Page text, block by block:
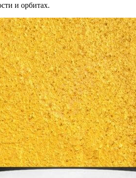
и орбитах.